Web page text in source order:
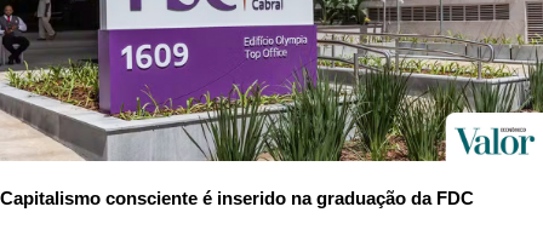
Capitalismo consciente é inserido na graduação da FDC